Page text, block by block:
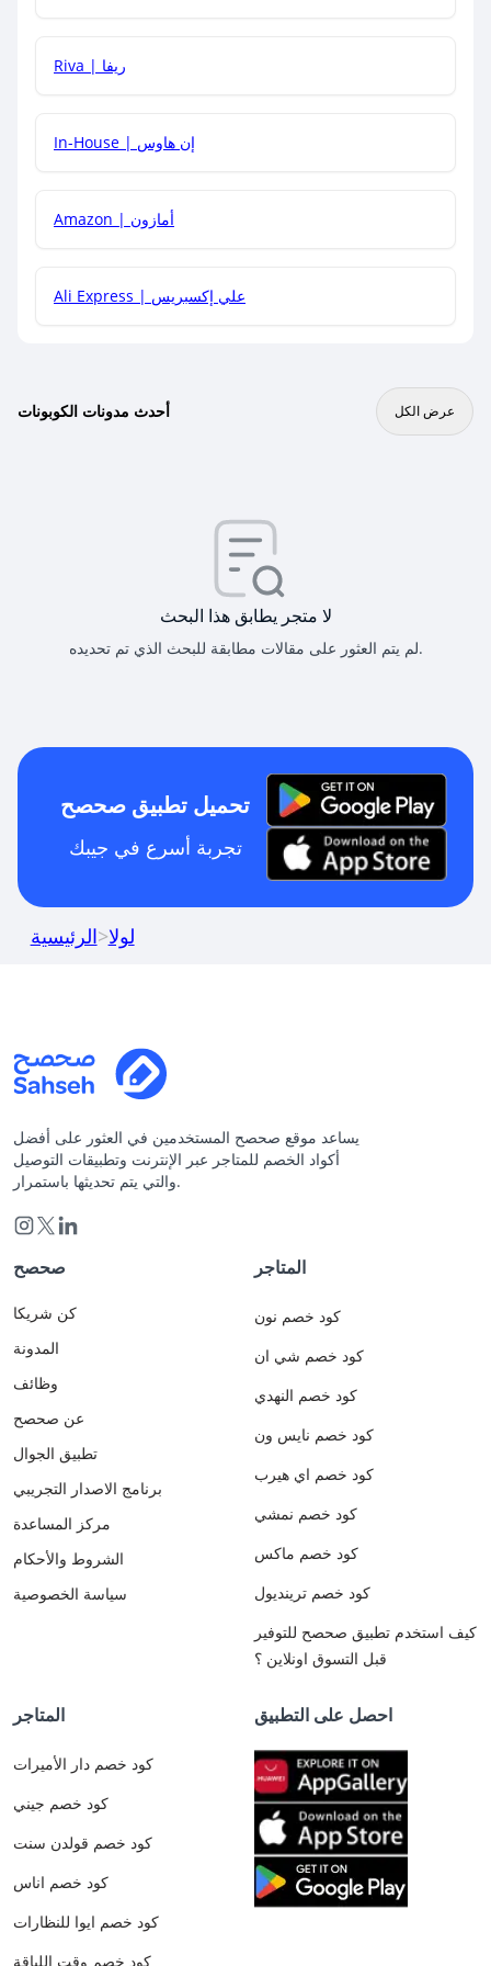
هل يمكنني جمع كود خصم مع العروض الأخرى؟
Riva | ريفا
In-House | إن هاوس
Amazon | أمازون
Ali Express | علي إكسبريس
أحدث مدونات الكوبونات عرض الكل
لا متجر يطابق هذا البحث
لم يتم العثور على مقالات مطابقة للبحث الذي تم تحديده.
تحميل تطبيق صحصح
تجربة أسرع في جيبك
الرئيسية>لولا
يساعد موقع صحصح المستخدمين في العثور على أفضل
أكواد الخصم للمتاجر عبر الإنترنت وتطبيقات التوصيل
والتي يتم تحديثها باستمرار.
صحصح
كن شريكا
المدونة
وظائف
عن صحصح
تطبيق الجوال
برنامج الاصدار التجريبي
مركز المساعدة
الشروط والأحكام
سياسة الخصوصية
المتاجر
كود خصم نون
كود خصم شي ان
كود خصم النهدي
كود خصم نايس ون
كود خصم اي هيرب
كود خصم نمشي
كود خصم ماكس
كود خصم ترينديول
كيف استخدم تطبيق صحصح للتوفير
قبل التسوق اونلاين ؟
المتاجر
كود خصم دار الأميرات
كود خصم جيني
كود خصم قولدن سنت
كود خصم اناس
كود خصم ايوا للنظارات
كود خصم وقت اللياقة
احصل على التطبيق